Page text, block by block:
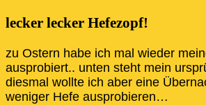
lecker lecker Hefezopf!
zu Ostern habe ich mal wieder
ausprobiert.. unten steht mein
diesmal wollte ich aber eine
weniger Hefe ausprobieren…